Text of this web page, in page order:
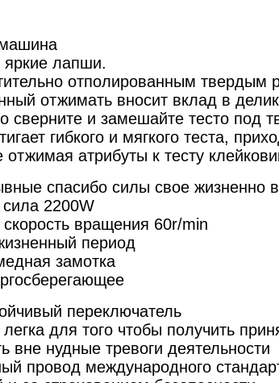
яркие лапши.
отполированным твердым
отжимать вносит вклад в
сверните и замешайте тесто под
гибкого и мягкого теста,
атрибуты к тесту
спасибо силы свое жизненно
2200W
вращения 60r/min
период
замотка
переключатель
для того чтобы получить
вне нудные тревоги деятельности
провод международного